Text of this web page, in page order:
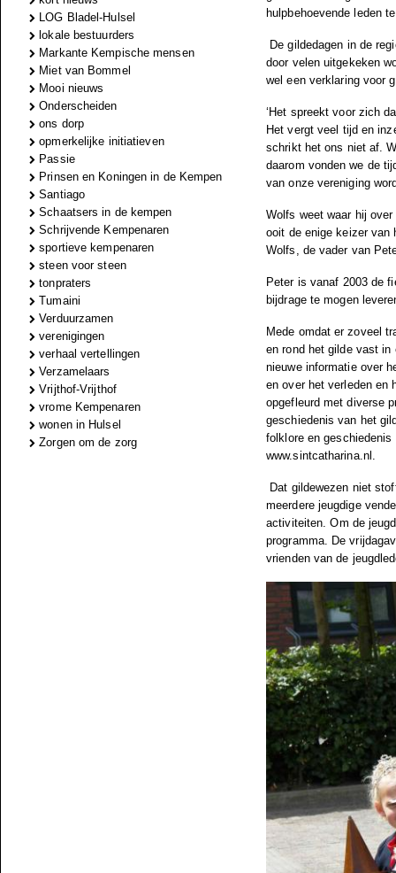
LOG Bladel-Hulsel
lokale bestuurders
Markante Kempische mensen
Miet van Bommel
Mooi nieuws
Onderscheiden
ons dorp
opmerkelijke initiatieven
Passie
Prinsen en Koningen in de Kempen
Santiago
Schaatsers in de kempen
Schrijvende Kempenaren
sportieve kempenaren
steen voor steen
tonpraters
Tumaini
Verduurzamen
verenigingen
verhaal vertellingen
Verzamelaars
Vrijthof-Vrijthof
vrome Kempenaren
wonen in Hulsel
Zorgen om de zorg
hulpbehoevende leden
De gildedagen in de
door velen uitgekeken
wel een verklaring voor
‘Het spreekt voor zich
Het vergt veel tijd en
schrikt het ons niet af.
daarom vonden we de
van onze vereniging
Wolfs weet waar hij
ooit de enige keizer van
Wolfs, de vader van
Peter is vanaf 2003 de
bijdrage te mogen
Mede omdat er zoveel
en rond het gilde vast
nieuwe informatie over
en over het verleden en
opgefleurd met diverse
geschiedenis van het
folklore en
www.sintcatharina.nl.
Dat gildewezen niet
meerdere jeugdige
activiteiten. Om de
programma. De
vrienden van de